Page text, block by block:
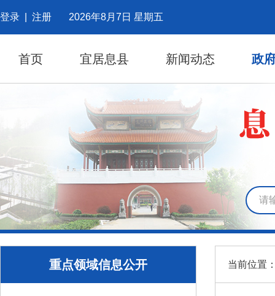
登录 注册 2026年8月7日 星期五
首页 宜居息县 新闻动态 政
重点领域信息公开 当前位置